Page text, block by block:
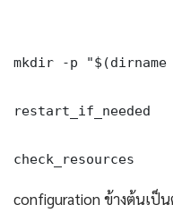
mkdir -p "$(dirname
restart_if_needed
check_resources
configuration ข้างต้นเป็